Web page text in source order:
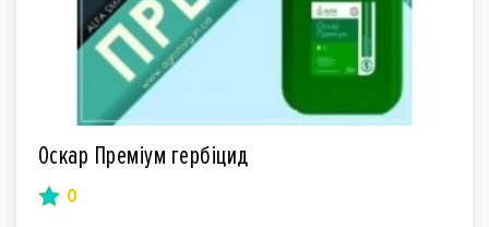
Оскар Преміум гербіцид
0